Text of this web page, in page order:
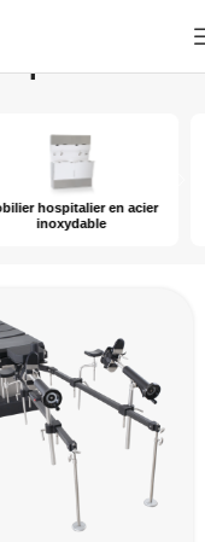
en acier